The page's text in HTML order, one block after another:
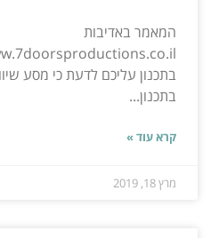
המאמר באדיבות
בתכנון עליכם לדעת כי מסע
בתכנון...
קרא עוד »
מרץ 18, 2019